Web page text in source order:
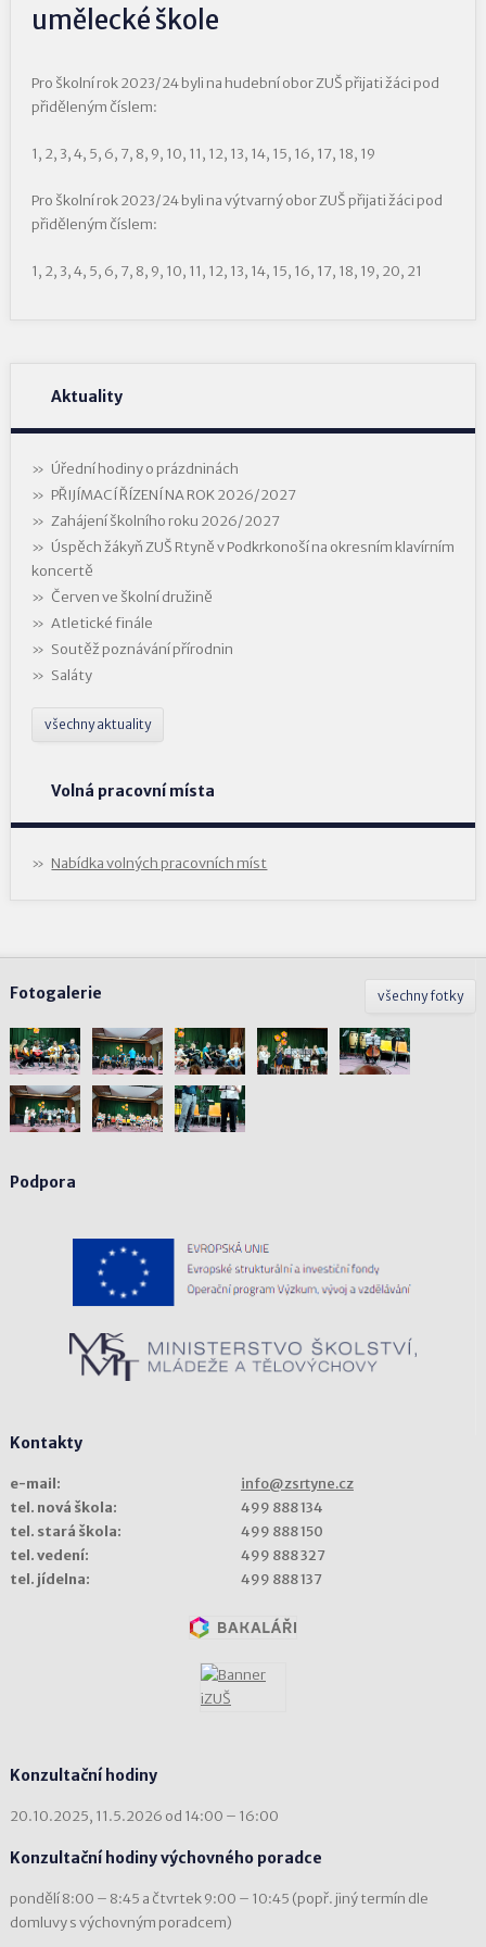
umělecké škole
Pro školní rok 2023/24 byli na hudební obor ZUŠ přijati žáci pod
přiděleným číslem:
1, 2, 3, 4, 5, 6, 7, 8, 9, 10, 11, 12, 13, 14, 15, 16, 17, 18, 19
Pro školní rok 2023/24 byli na výtvarný obor ZUŠ přijati žáci pod
přiděleným číslem:
1, 2, 3, 4, 5, 6, 7, 8, 9, 10, 11, 12, 13, 14, 15, 16, 17, 18, 19, 20, 21
Aktuality
Úřední hodiny o prázdninách
PŘIJÍMACÍ ŘÍZENÍ NA ROK 2026/2027
Zahájení školního roku 2026/2027
Úspěch žákyň ZUŠ Rtyně v Podkrkonoší na okresním klavírním
koncertě
Červen ve školní družině
Atletické finále
Soutěž poznávání přírodnin
Saláty
všechny aktuality
Volná pracovní místa
Nabídka volných pracovních míst
všechny fotky
Fotogalerie
Podpora
Kontakty
e-mail:
info@zsrtyne.cz
tel. nová škola:
499 888 134
tel. stará škola:
499 888 150
tel. vedení:
499 888 327
tel. jídelna:
499 888 137
Konzultační hodiny
20.10.2025, 11.5.2026 od 14:00 – 16:00
Konzultační hodiny výchovného poradce
pondělí 8:00 – 8:45 a čtvrtek 9:00 – 10:45 (popř. jiný termín dle
domluvy s výchovným poradcem)